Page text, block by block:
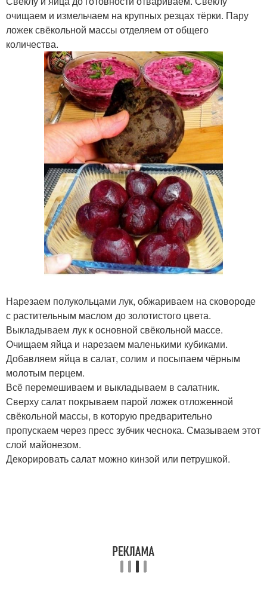
очищаем и измельчаем на крупных резцах тёрки. Пару
ложек свёкольной массы отделяем от общего
количества.
Нарезаем полукольцами лук, обжариваем на сковороде
с растительным маслом до золотистого цвета.
Выкладываем лук к основной свёкольной массе.
Очищаем яйца и нарезаем маленькими кубиками.
Добавляем яйца в салат, солим и посыпаем чёрным
молотым перцем.
Всё перемешиваем и выкладываем в салатник.
Сверху салат покрываем парой ложек отложенной
свёкольной массы, в которую предварительно
пропускаем через пресс зубчик чеснока. Смазываем этот
слой майонезом.
Декорировать салат можно кинзой или петрушкой.